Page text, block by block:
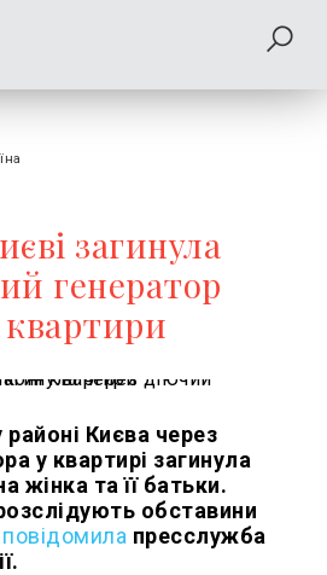
загинула
генератор
квартири
Києва через
у квартирі загинула
жінка та її батьки.
обставини
повідомила пресслужба